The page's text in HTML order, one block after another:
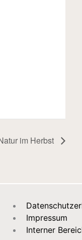
im Herbst
Impressum
Interner